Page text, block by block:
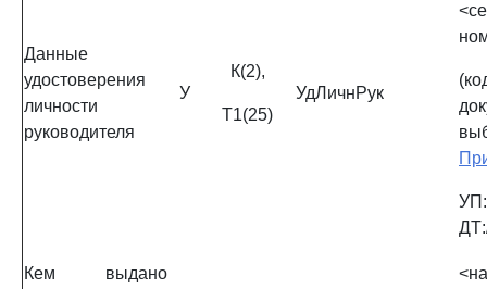
Данные
удостоверения
личности
руководителя
У
К(2),
Т1(25)
УдЛичнРук
Кем выдано